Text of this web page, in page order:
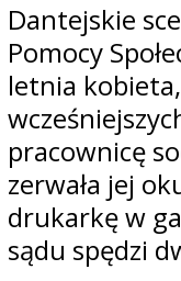
Dantejskie
Pomocy
letnia
pracownicę
zerwała jej
drukarkę w
sądu spędzi